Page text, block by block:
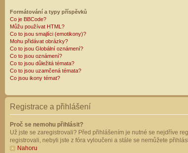
Formátování a typy příspěvků
Co je BBCode?
Můžu používat HTML?
Co to jsou smajlíci (emotikony)?
Mohu přidávat obrázky?
Co to jsou Globální oznámení?
Co to jsou oznámení?
Co to jsou důležitá témata?
Co to jsou uzamčená témata?
Co jsou ikony témat?
Registrace a přihlášení
Proč se nemohu přihlásit?
Už jste se zaregistrovali? Před přihlášením je nutné se nejdříve
registrovali, nebyli jste z fóra vyloučeni a stále se nemůžete
Nahoru